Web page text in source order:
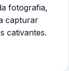
fotografia,
capturar
cativantes.